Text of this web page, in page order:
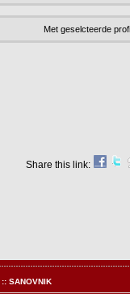
Met geselcteerde
Share this link:
:: SANOVNIK